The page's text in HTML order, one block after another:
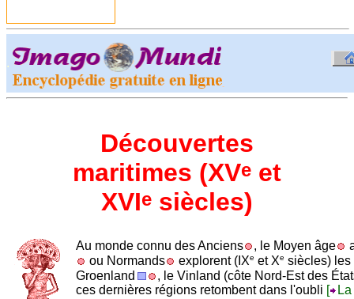
.
-
Découvertes
maritimes (XVe et
XVIe siècles)
Au monde connu des Anciens , le Moyen âge
ou Normands
explorent (IXe et Xe siècles) les
Groenland
, le Vinland (côte Nord-Est des
ces dernières régions retombent dans l'oubli [